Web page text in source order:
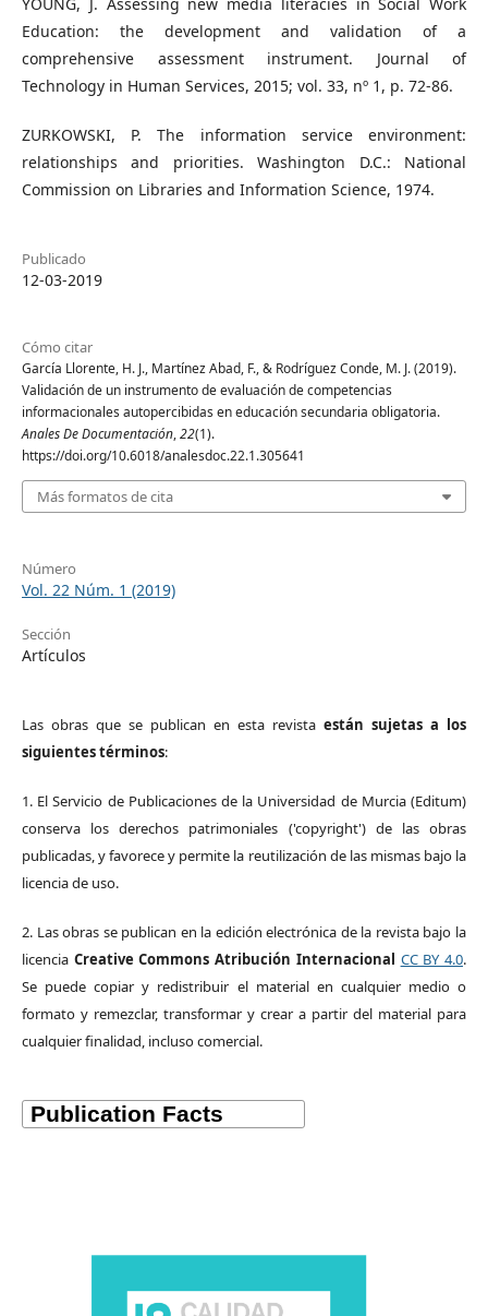
YOUNG, J. Assessing new media literacies in Social Work
Education: the development and validation of a
comprehensive assessment instrument. Journal of
Technology in Human Services, 2015; vol. 33, nº 1, p. 72-86.
ZURKOWSKI, P. The information service environment:
relationships and priorities. Washington D.C.: National
Commission on Libraries and Information Science, 1974.
Publicado
12-03-2019
Cómo citar
García Llorente, H. J., Martínez Abad, F., & Rodríguez Conde, M. J. (2019).
Validación de un instrumento de evaluación de competencias
informacionales autopercibidas en educación secundaria obligatoria.
Anales De Documentación,22(1).
https://doi.org/10.6018/analesdoc.22.1.305641
Más formatos de cita
Número
Vol. 22 Núm. 1 (2019)
Sección
Artículos
Las obras que se publican en esta revista están sujetas a los
siguientes términos:
1. El Servicio de Publicaciones de la Universidad de Murcia (Editum)
conserva los derechos patrimoniales ('copyright') de las obras
publicadas, y favorece y permite la reutilización de las mismas bajo la
licencia de uso.
2. Las obras se publican en la edición electrónica de la revista bajo la
licencia Creative Commons Atribución Internacional CC BY 4.0.
Se puede copiar y redistribuir el material en cualquier medio o
formato y remezclar, transformar y crear a partir del material para
cualquier finalidad, incluso comercial.